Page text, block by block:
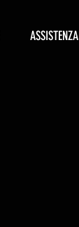
ASSISTENZA